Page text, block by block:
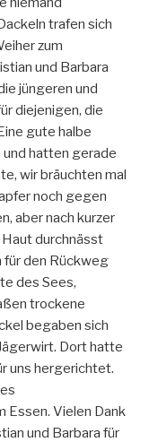
trafen sich
zum
und Barbara
jüngeren und
diejenigen, die
gute halbe
und hatten gerade
wir bräuchten mal
noch gegen
aber nach kurzer
Haut durchnässt
für den Rückweg
des Sees,
trockene
begaben sich
Dort hatte
uns hergerichtet.
Vielen Dank
und Barbara für